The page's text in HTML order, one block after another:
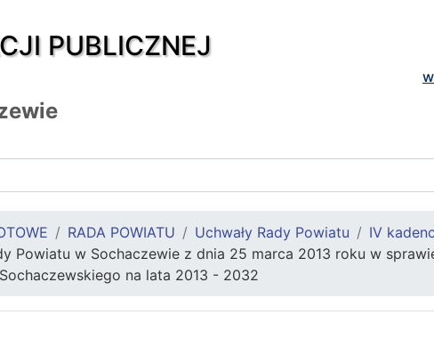
PUBLICZNEJ
RADA POWIATU Uchwały Rady Powiatu IV
Powiatu w Sochaczewie z dnia 25 marca 2013 roku w
na lata 2013 - 2032